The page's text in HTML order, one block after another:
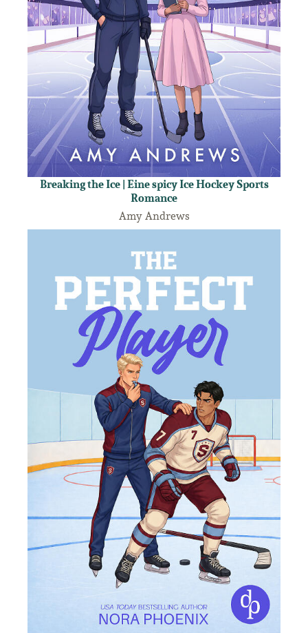
Breaking the Ice | Eine spicy Ice Hockey Sports
Romance
Amy Andrews